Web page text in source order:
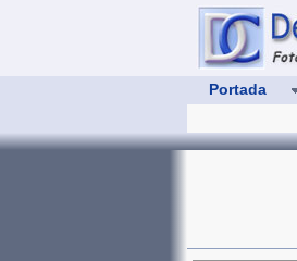
Portada